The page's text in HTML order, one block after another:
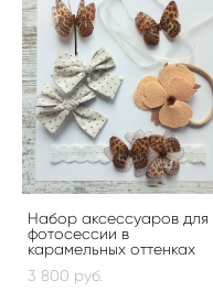
Набор аксессуаров для
фотосессии в
карамельных оттенках
3 800 pуб.